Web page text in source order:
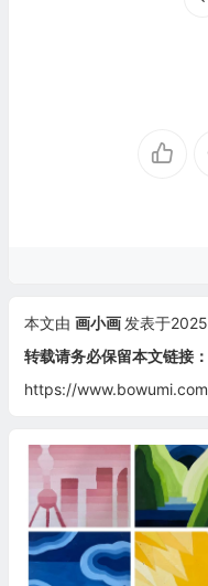
本文由 画小画 发表于
转载请务必保留本文链接：
https://